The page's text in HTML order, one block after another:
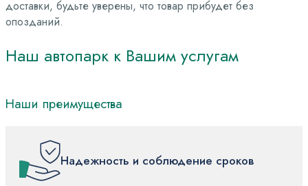
доставки, будьте уверены, что товар прибудет без
опозданий.
Наш автопарк к Вашим услугам
Наши преимущества
Надежность и соблюдение сроков